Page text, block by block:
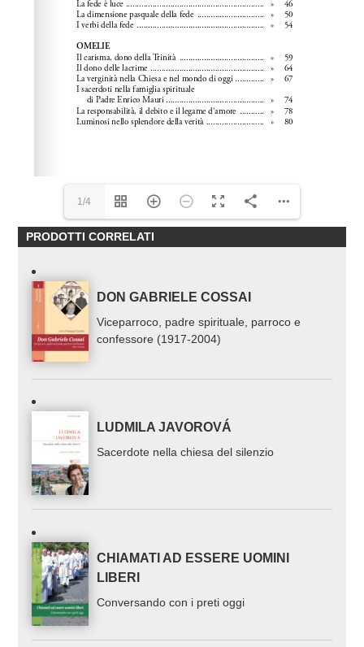
1/4
PRODOTTI CORRELATI
DON GABRIELE COSSAI
Viceparroco, padre spirituale, parroco e
confessore (1917-2004)
LUDMILA JAVOROVÁ
Sacerdote nella chiesa del silenzio
CHIAMATI AD ESSERE UOMINI
LIBERI
Conversando con i preti oggi